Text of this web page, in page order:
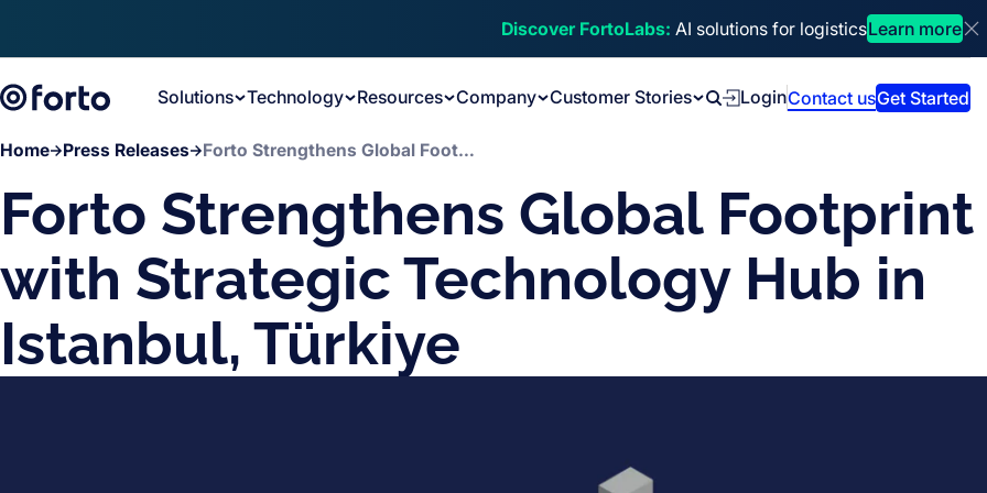
Discover FortoLabs: AI solutions for logisticsLearn more
Solutions Technology Resources Company
Customer Stories
LoginContact usGet Started
Home Press Releases Forto Strengthens Global Footprint with Strategic Technology Hub in Istanbul, Türkiye
Forto Strengthens Global Footprint
with Strategic Technology Hub in
Istanbul, Türkiye